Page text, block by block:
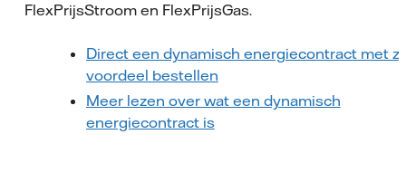
FlexPrijsStroom en FlexPrijsGas.
Direct een dynamisch energiecontract met
voordeel bestellen
Meer lezen over wat een dynamisch
energiecontract is